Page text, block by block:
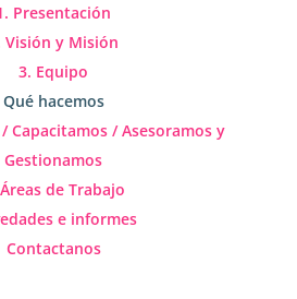
Presentación
Visión y Misión
3. Equipo
Qué hacemos
Capacitamos / Asesoramos y
Gestionamos
de Trabajo
e informes
Contactanos